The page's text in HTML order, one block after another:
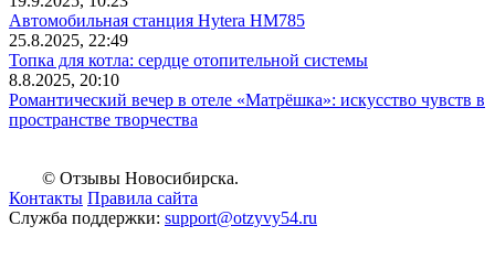
Автомобильная станция Hytera HM785
25.8.2025, 22:49
Топка для котла: сердце отопительной системы
8.8.2025, 20:10
Романтический вечер в отеле «Матрёшка»: искусство чувств в
пространстве творчества
© Отзывы Новосибирска.
Контакты Правила сайта
Служба поддержки: support@otzyvy54.ru